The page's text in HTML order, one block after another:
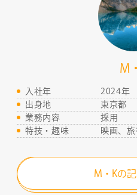
M
入社年
2024年
出身地
東京都
業務内容
採用
特技・趣味
映画、
M・Kの